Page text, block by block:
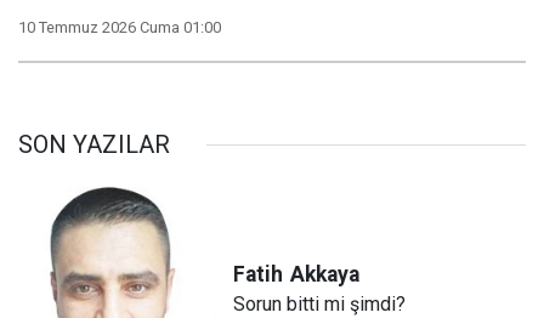
10 Temmuz 2026 Cuma 01:00
SON YAZILAR
Fatih Akkaya
Sorun bitti mi şimdi?